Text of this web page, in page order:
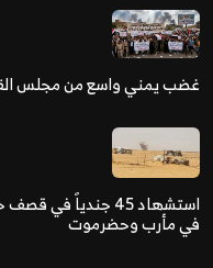
غضب يمني واسع من مجلس
استشهاد 45
في مأرب وحضرموت